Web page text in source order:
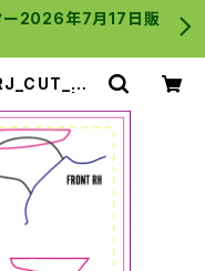
ー2026年7月17日販
R E